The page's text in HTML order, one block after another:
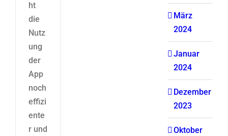
ht
die
Nutz
ung
der
App
noch
effizi
ente
r und
März
2024
Januar
2024
Dezember
2023
Oktober